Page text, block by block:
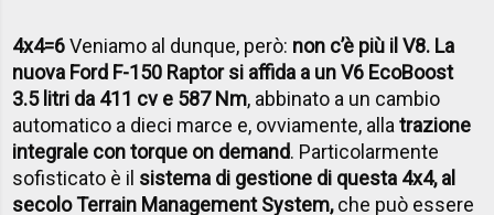
4x4=6Veniamo al dunque, però: non c’è più il V8. La
nuova Ford F-150 Raptor si affida a un V6 EcoBoost
3.5 litri da 411 cv e 587 Nm, abbinato a un cambio
automatico a dieci marce e, ovviamente, allatrazione
integrale con torque on demand. Particolarmente
sofisticato è il sistema di gestione di questa 4x4, al
secolo Terrain Management System,che può essere